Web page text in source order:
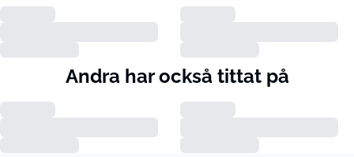
Andra har också tittat på